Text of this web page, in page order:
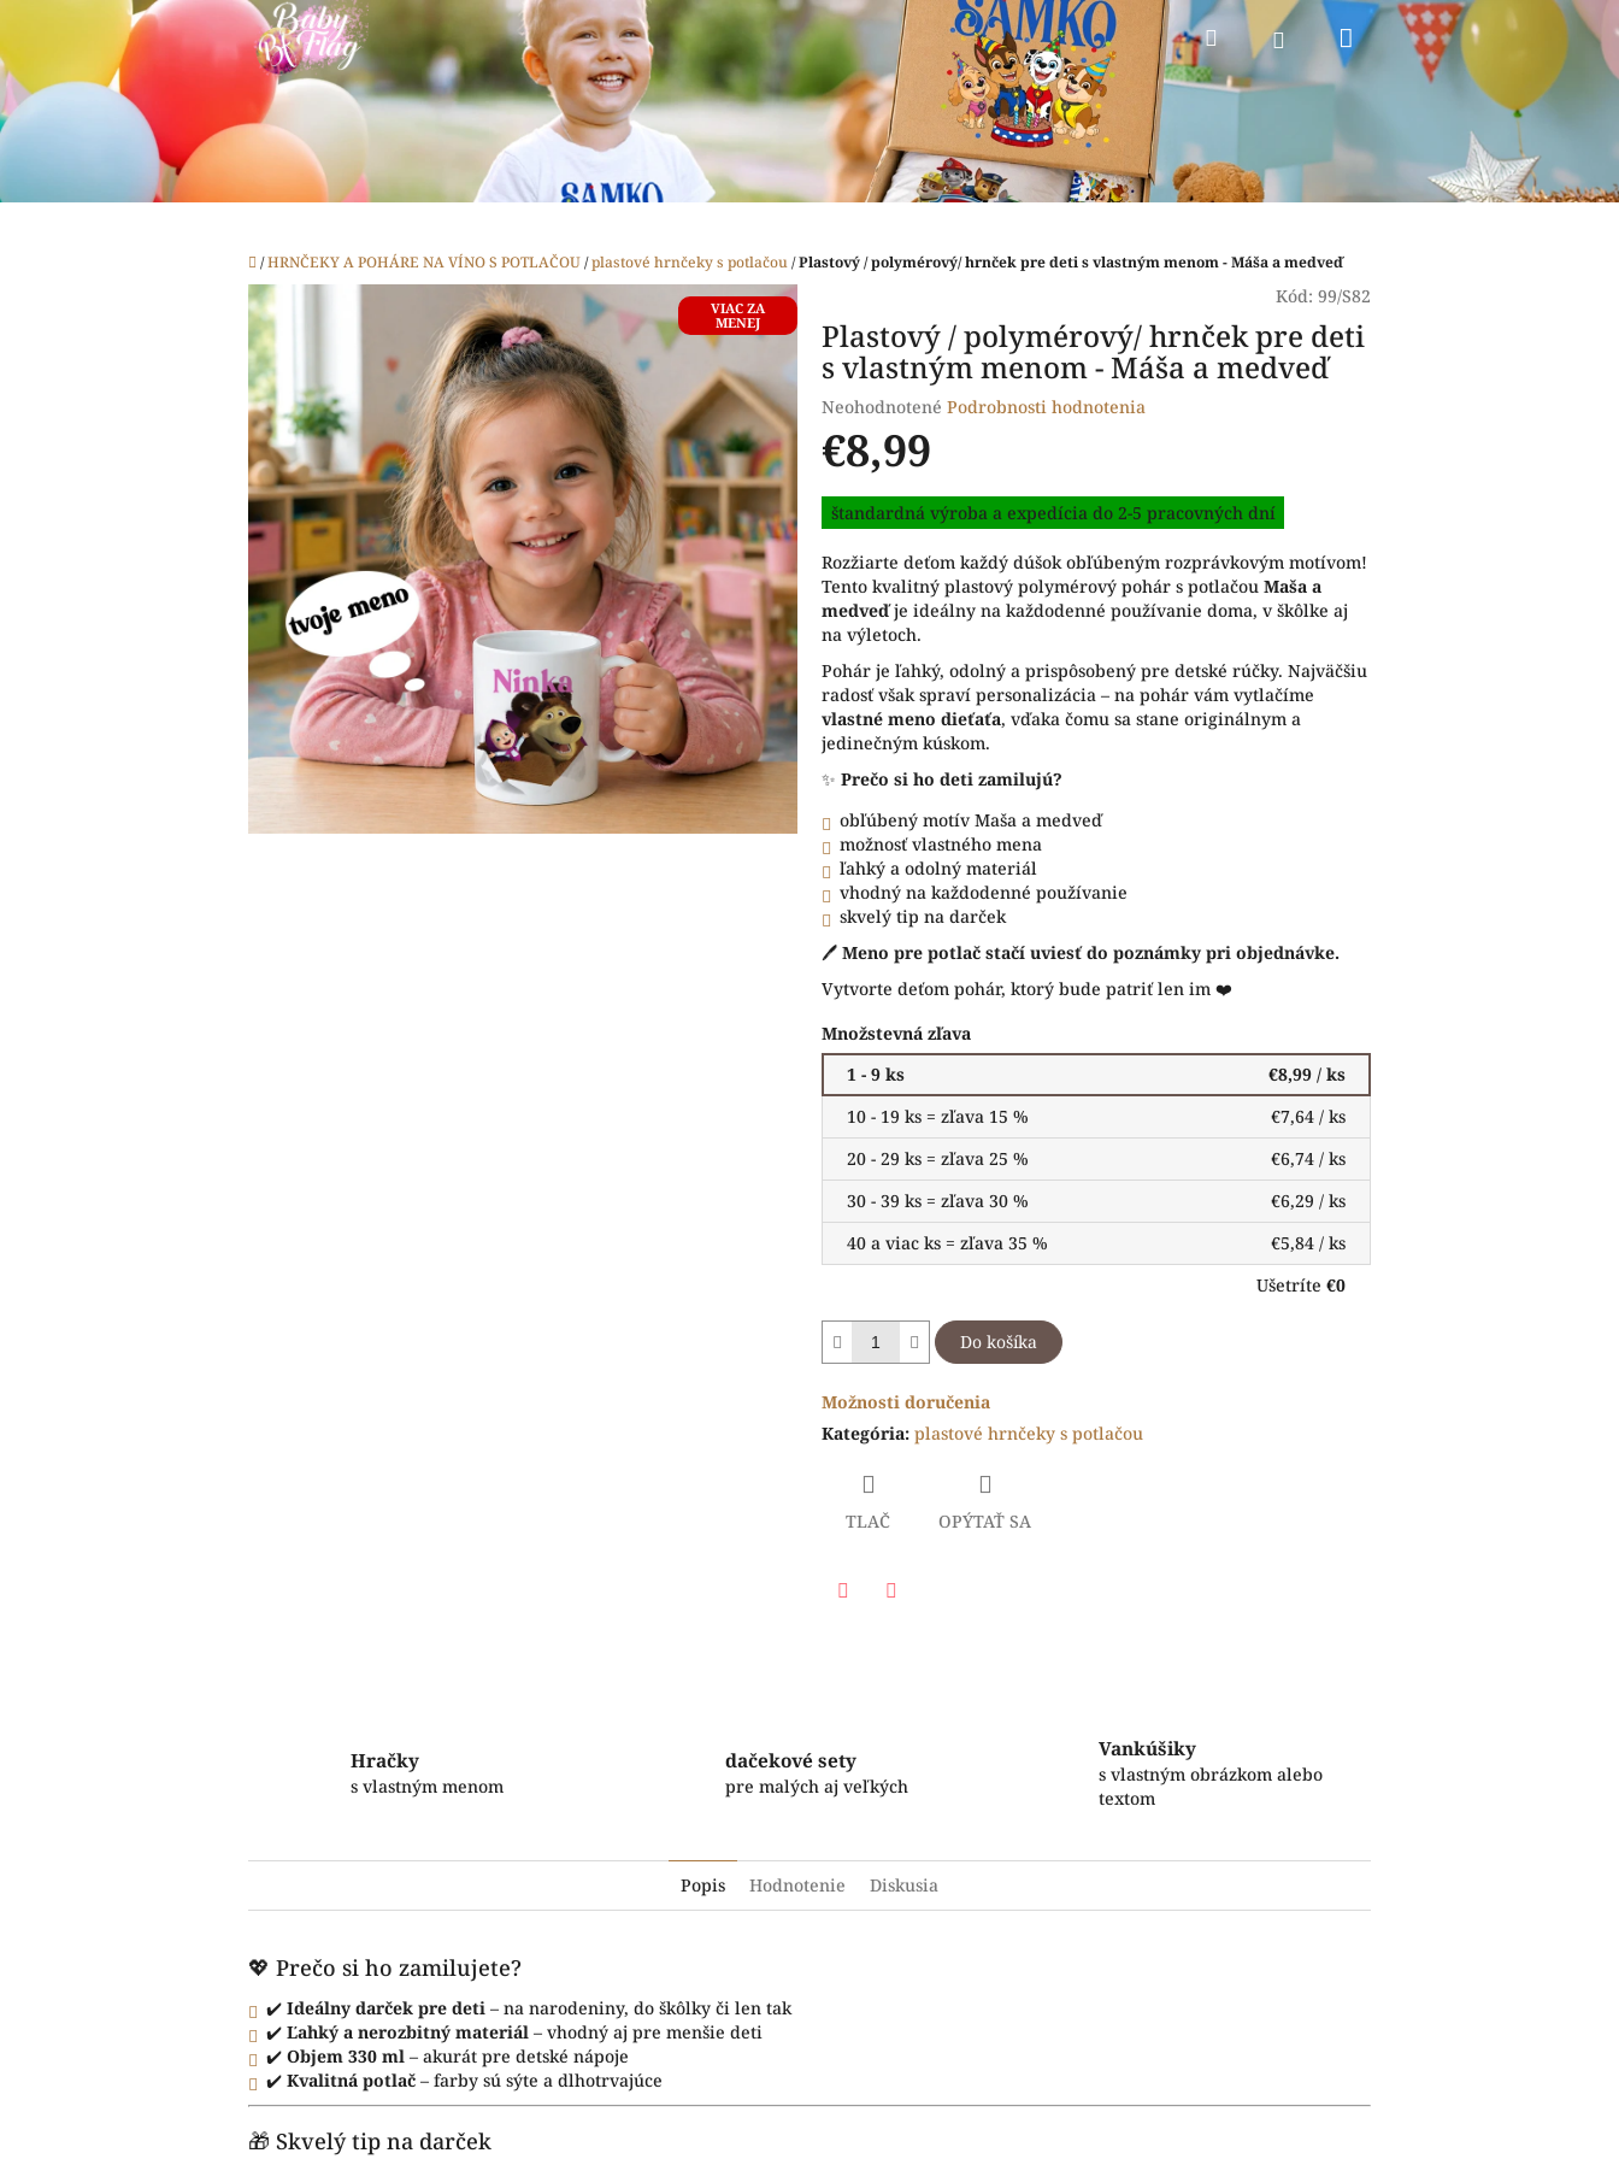
obsah
HľadaťPrihlásenieNákupný
Domov
/HRNČEKY A POHÁRE NA VÍNO S POTLAČOU/plastové hrnčeky s potlačou/Plastový / polymérový/ hrnček pre deti s vlastným menom - Máša a medveď
VIAC ZA
MENEJ
Kód: 99/S82
Plastový / polymérový/ hrnček pre deti
s vlastným menom - Máša a medveď
Priemerné
hodnotenie
produktu
0,0
z
hviezdičiek.
Neohodnotené Podrobnosti hodnotenia
€8,99
Jednotková
cena:
štandardná výroba a expedícia do 2-5 pracovných dní
Rozžiarte deťom každý dúšok obľúbeným rozprávkovým motívom!
Tento kvalitný plastový polymérový pohár s potlačou Maša a
medveďje ideálny na každodenné používanie doma, v škôlke aj
na výletoch.
Pohár je ľahký, odolný a prispôsobený pre detské rúčky. Najväčšiu
radosť však spraví personalizácia – na pohár vám vytlačíme
vlastné meno dieťaťa, vďaka čomu sa stane originálnym a
jedinečným kúskom.
✨ Prečo si ho deti zamilujú?
obľúbený motív Maša a medveď
možnosť vlastného mena
ľahký a odolný materiál
vhodný na každodenné používanie
skvelý tip na darček
🖊️ Meno pre potlač stačí uviesť do poznámky pri objednávke.
Vytvorte deťom pohár, ktorý bude patriť len im ❤️
Množstevná zľava
1 - 9 ks
€8,99 / ks
10 - 19 ks = zľava 15 %
€7,64 / ks
20 - 29 ks = zľava 25 %
€6,74 / ks
30 - 39 ks = zľava 30 %
€6,29 / ks
40 a viac ks = zľava 35 %
€5,84 / ks
Ušetríte €0
Do košíka
Možnosti doručenia
Kategória: plastové hrnčeky s potlačou
TLAČ OPÝTAŤ SA
Hračky
s vlastným menom
dačekové sety
pre malých aj veľkých
Vankúšiky
s vlastným obrázkom alebo
textom
Popis Hodnotenie Diskusia
💖 Prečo si ho zamilujete?
✔️ Ideálny darček pre deti – na narodeniny, do škôlky či len tak
✔️ Ľahký a nerozbitný materiál – vhodný aj pre menšie deti
✔️ Objem 330 ml – akurát pre detské nápoje
✔️ Kvalitná potlač – farby sú sýte a dlhotrvajúce
🎁 Skvelý tip na darček